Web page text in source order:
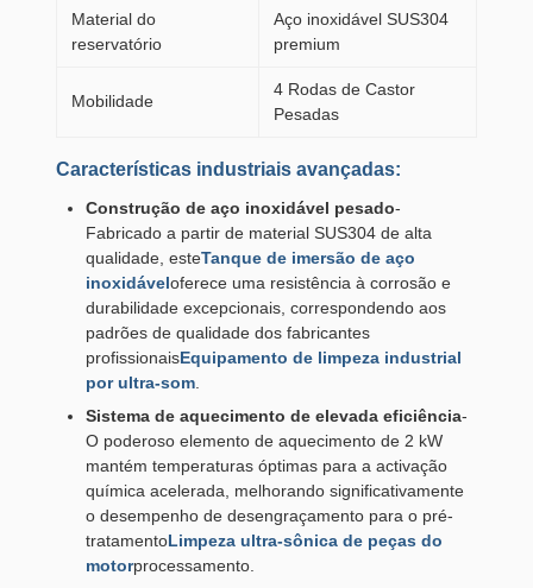
Material do
reservatório
Aço inoxidável SUS304
premium
Mobilidade
4 Rodas de Castor
Pesadas
Características industriais avançadas:
Construção de aço inoxidável pesado-
Fabricado a partir de material SUS304 de alta
qualidade, esteTanque de imersão de aço
inoxidáveloferece uma resistência à corrosão e
durabilidade excepcionais, correspondendo aos
padrões de qualidade dos fabricantes
profissionaisEquipamento de limpeza industrial
por ultra-som
Sistema de aquecimento de elevada eficiência-
O poderoso elemento de aquecimento de 2 kW
mantém temperaturas óptimas para a activação
química acelerada, melhorando significativamente
o desempenho de desengraçamento para o pré-
tratamentoLimpeza ultra-sônica de peças do
motorprocessamento.